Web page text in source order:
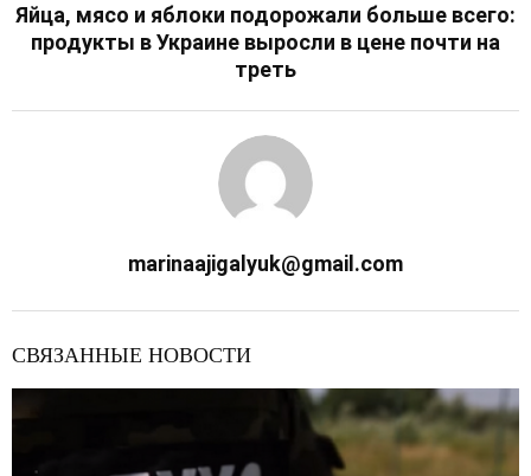
Яйца, мясо и яблоки подорожали больше всего:
продукты в Украине выросли в цене почти на
треть
marinaajigalyuk@gmail.com
СВЯЗАННЫЕ НОВОСТИ